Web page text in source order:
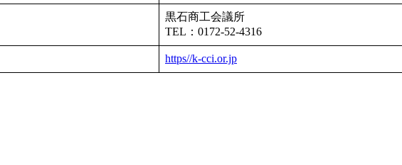
黒石商工会議所
TEL：0172-52-4316
https//k-cci.or.jp